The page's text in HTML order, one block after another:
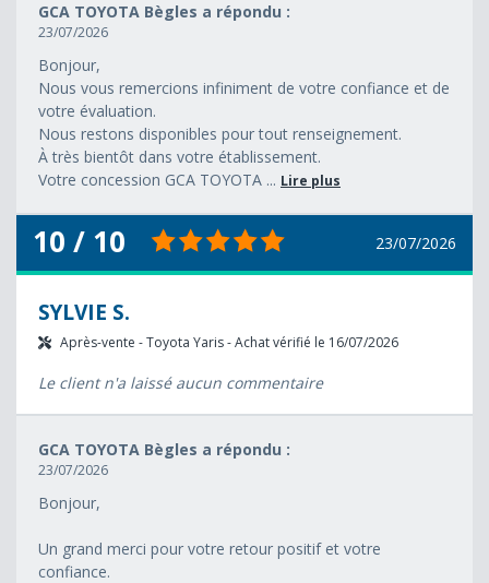
GCA TOYOTA Bègles a répondu :
23/07/2026
Bonjour,
Nous vous remercions infiniment de votre confiance et de
votre évaluation.
Nous restons disponibles pour tout renseignement.
À très bientôt dans votre établissement.
Votre concession GCA TOYOTA ... Lire plus
10 / 10 23/07/2026
SYLVIE S.
Après-vente - Toyota Yaris - Achat vérifié le 16/07/2026
Le client n'a laissé aucun commentaire
GCA TOYOTA Bègles a répondu :
23/07/2026
Bonjour,
Un grand merci pour votre retour positif et votre
confiance.